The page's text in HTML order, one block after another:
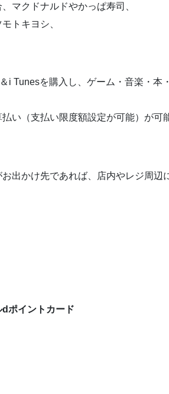
マクドナルドやかっぱ寿司、
トキヨシ、
i Tunesを購入し、ゲーム・音楽・本
い（支払い限度額設定が可能）が可
出かけ先であれば、店内やレジ周辺
dポイントカード